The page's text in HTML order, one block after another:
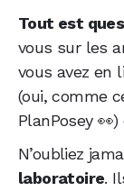
Tout est
vous sur les
vous avez en
(oui, comme
PlanPosey
N’oubliez
laboratoire.